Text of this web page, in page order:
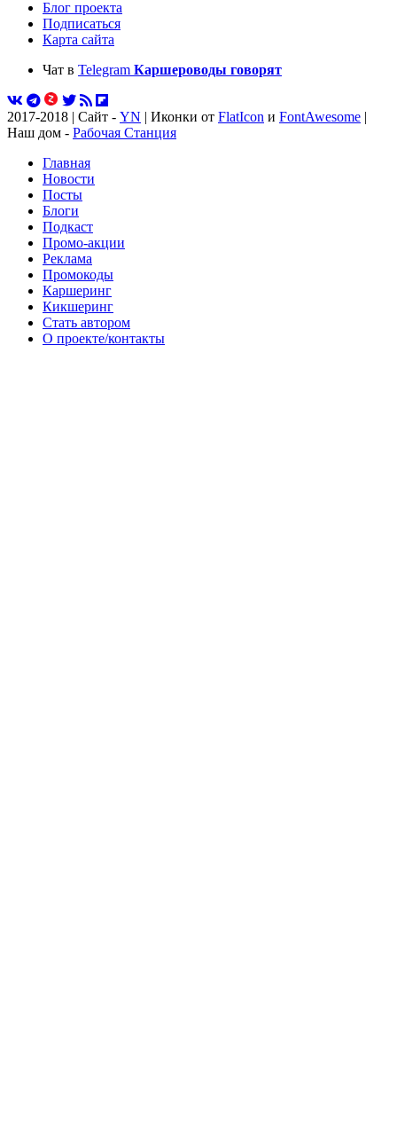
Блог проекта
Подписаться
Карта сайта
Чат в Telegram Каршероводы говорят
2017-2018 | Сайт - YN | Иконки от FlatIcon и FontAwesome |
Наш дом - Рабочая Станция
Главная
Новости
Посты
Блоги
Подкаст
Промо-акции
Реклама
Промокоды
Каршеринг
Кикшеринг
Стать автором
О проекте/контакты